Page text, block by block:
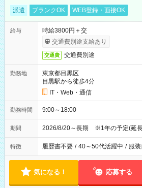
派遣 ブランクOK WEB登録・面接OK
給与
時給3800円＋交
交通費別途支給あり
交通費 交通費別途
勤務地
東京都目黒区
目黒駅から徒歩4分
IT・Web・通信
勤務時間 9:00～18:00
期間 2026/8/20～長期 ※1年の予定(延
特徴 履歴書不要 / 40～50代活躍中 / 服
気になる！ 応募する